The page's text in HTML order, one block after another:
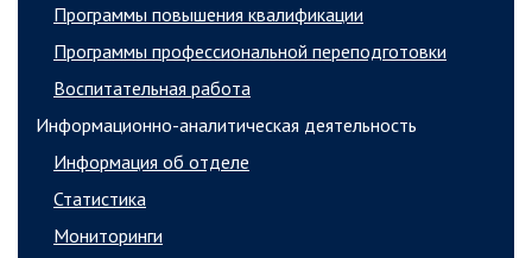
Программы повышения квалификации
Программы профессиональной переподготовки
Воспитательная работа
Информационно-аналитическая деятельность
Информация об отделе
Статистика
Мониторинги